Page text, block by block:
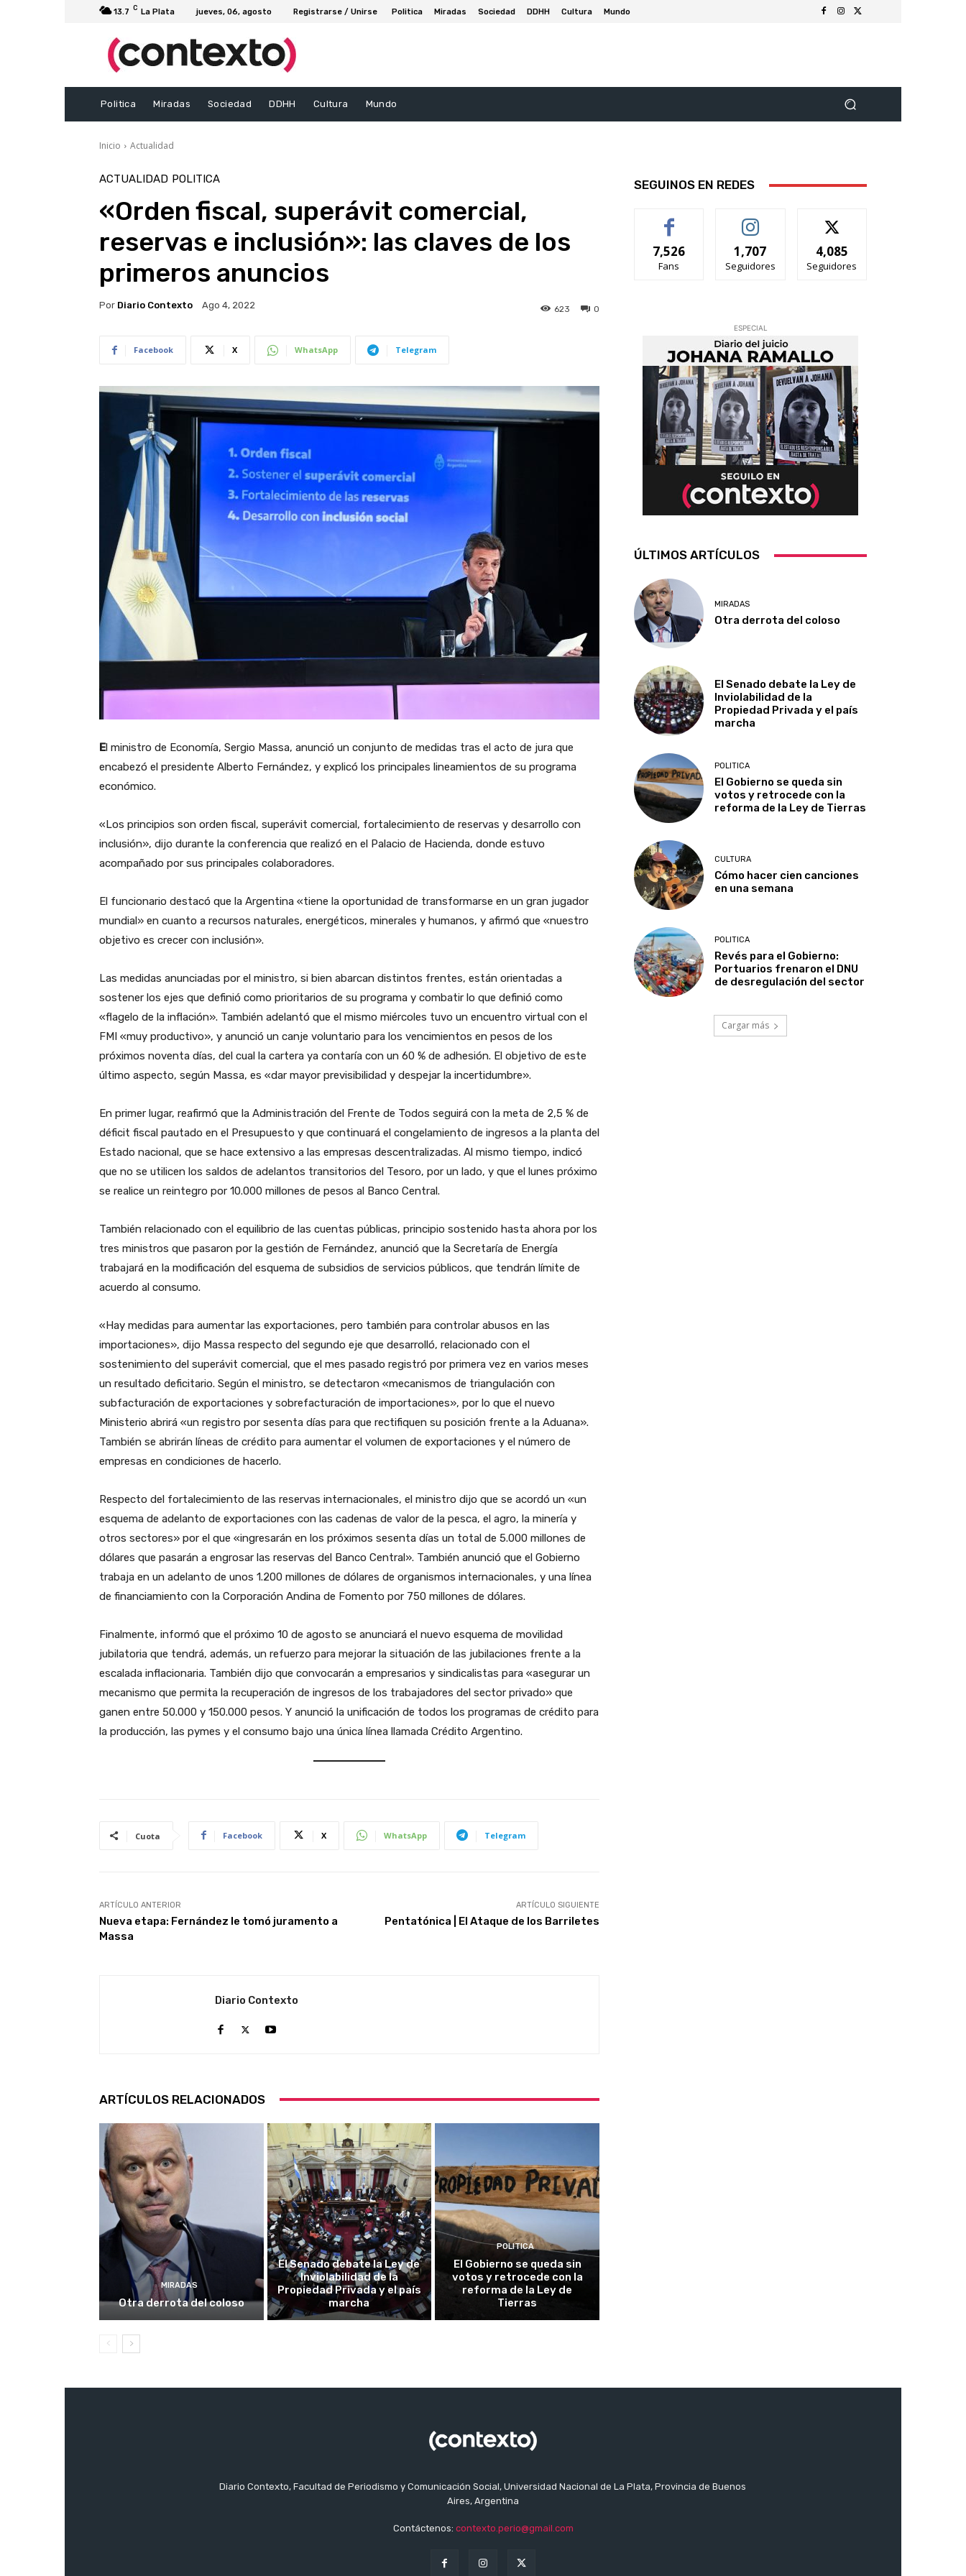
13.7 C La Plata jueves, 06, agosto Registrarse / Unirse Politica Miradas Sociedad DDHH Cultura Mundo
Politica Miradas Sociedad DDHH Cultura Mundo
Inicio Actualidad
ACTUALIDAD POLITICA
«Orden fiscal, superávit comercial,
reservas e inclusión»: las claves de los
primeros anuncios
Por Diario Contexto Ago 4, 2022 0
623
Facebook X WhatsApp Telegram
E l ministro de Economía, Sergio Massa, anunció un conjunto de medidas tras el acto de jura que
encabezó el presidente Alberto Fernández, y explicó los principales lineamientos de su programa
económico.
«Los principios son orden fiscal, superávit comercial, fortalecimiento de reservas y desarrollo con
inclusión», dijo durante la conferencia que realizó en el Palacio de Hacienda, donde estuvo
acompañado por sus principales colaboradores.
El funcionario destacó que la Argentina «tiene la oportunidad de transformarse en un gran jugador
mundial» en cuanto a recursos naturales, energéticos, minerales y humanos, y afirmó que «nuestro
objetivo es crecer con inclusión».
Las medidas anunciadas por el ministro, si bien abarcan distintos frentes, están orientadas a
sostener los ejes que definió como prioritarios de su programa y combatir lo que definió como
«flagelo de la inflación». También adelantó que el mismo miércoles tuvo un encuentro virtual con el
FMI «muy productivo», y anunció un canje voluntario para los vencimientos en pesos de los
próximos noventa días, del cual la cartera ya contaría con un 60 % de adhesión. El objetivo de este
último aspecto, según Massa, es «dar mayor previsibilidad y despejar la incertidumbre».
En primer lugar, reafirmó que la Administración del Frente de Todos seguirá con la meta de 2,5 % de
déficit fiscal pautado en el Presupuesto y que continuará el congelamiento de ingresos a la planta del
Estado nacional, que se hace extensivo a las empresas descentralizadas. Al mismo tiempo, indicó
que no se utilicen los saldos de adelantos transitorios del Tesoro, por un lado, y que el lunes próximo
se realice un reintegro por 10.000 millones de pesos al Banco Central.
También relacionado con el equilibrio de las cuentas públicas, principio sostenido hasta ahora por los
tres ministros que pasaron por la gestión de Fernández, anunció que la Secretaría de Energía
trabajará en la modificación del esquema de subsidios de servicios públicos, que tendrán límite de
acuerdo al consumo.
«Hay medidas para aumentar las exportaciones, pero también para controlar abusos en las
importaciones», dijo Massa respecto del segundo eje que desarrolló, relacionado con el
sostenimiento del superávit comercial, que el mes pasado registró por primera vez en varios meses
un resultado deficitario. Según el ministro, se detectaron «mecanismos de triangulación con
subfacturación de exportaciones y sobrefacturación de importaciones», por lo que el nuevo
Ministerio abrirá «un registro por sesenta días para que rectifiquen su posición frente a la Aduana».
También se abrirán líneas de crédito para aumentar el volumen de exportaciones y el número de
empresas en condiciones de hacerlo.
Respecto del fortalecimiento de las reservas internacionales, el ministro dijo que se acordó un «un
esquema de adelanto de exportaciones con las cadenas de valor de la pesca, el agro, la minería y
otros sectores» por el que «ingresarán en los próximos sesenta días un total de 5.000 millones de
dólares que pasarán a engrosar las reservas del Banco Central». También anunció que el Gobierno
trabaja en un adelanto de unos 1.200 millones de dólares de organismos internacionales, y una línea
de financiamiento con la Corporación Andina de Fomento por 750 millones de dólares.
Finalmente, informó que el próximo 10 de agosto se anunciará el nuevo esquema de movilidad
jubilatoria que tendrá, además, un refuerzo para mejorar la situación de las jubilaciones frente a la
escalada inflacionaria. También dijo que convocarán a empresarios y sindicalistas para «asegurar un
mecanismo que permita la recuperación de ingresos de los trabajadores del sector privado» que
ganen entre 50.000 y 150.000 pesos. Y anunció la unificación de todos los programas de crédito para
la producción, las pymes y el consumo bajo una única línea llamada Crédito Argentino.
Cuota Facebook X WhatsApp Telegram
ARTÍCULO ANTERIOR
Nueva etapa: Fernández le tomó juramento a
Massa
ARTÍCULO SIGUIENTE
Pentatónica | El Ataque de los Barriletes
Diario Contexto
ARTÍCULOS RELACIONADOS
MIRADAS
Otra derrota del coloso
El Senado debate la Ley de
Inviolabilidad de la
Propiedad Privada y el país
marcha
POLITICA
El Gobierno se queda sin
votos y retrocede con la
reforma de la Ley de
Tierras
SEGUINOS EN REDES
7,526
Fans
1,707
Seguidores
4,085
Seguidores
ESPECIAL
ÚLTIMOS ARTÍCULOS
MIRADAS
Otra derrota del coloso
El Senado debate la Ley de
Inviolabilidad de la
Propiedad Privada y el país
marcha
POLITICA
El Gobierno se queda sin
votos y retrocede con la
reforma de la Ley de Tierras
CULTURA
Cómo hacer cien canciones
en una semana
POLITICA
Revés para el Gobierno:
Portuarios frenaron el DNU
de desregulación del sector
Cargar más
Diario Contexto, Facultad de Periodismo y Comunicación Social, Universidad Nacional de La Plata, Provincia de Buenos
Aires, Argentina
Contáctenos: contexto.perio@gmail.com